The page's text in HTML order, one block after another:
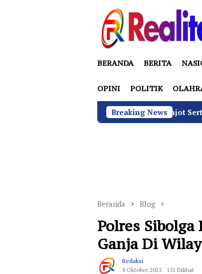
BERANDA BERITA
OPINI POLITIK
Breaking News
di Bawah Sudaryono Genjot Sertifikasi Wajib SLHS,
Beranda Blog
Polres
Ganja Di
Redaksi
8 Oktober 2025
151 Dilihat